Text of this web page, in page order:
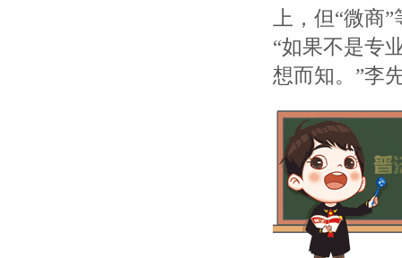
上，但“微商
“如果不是专
想而知。”李